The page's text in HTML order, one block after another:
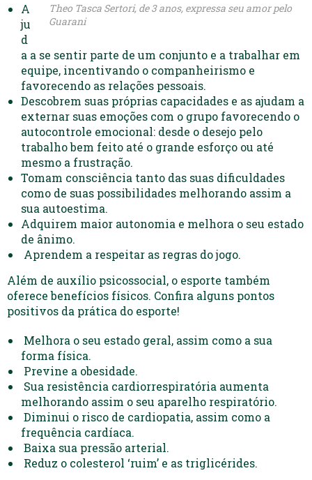
Theo Tasca Sertori, de 3 anos, expressa seu amor pelo
Guarani
A
ju
d
a a se sentir parte de um conjunto e a trabalhar em
equipe, incentivando o companheirismo e
favorecendo as relações pessoais.
Descobrem suas próprias capacidades e as ajudam a
externar suas emoções com o grupo favorecendo o
autocontrole emocional: desde o desejo pelo
trabalho bem feito até o grande esforço ou até
mesmo a frustração.
Tomam consciência tanto das suas dificuldades
como de suas possibilidades melhorando assim a
sua autoestima.
Adquirem maior autonomia e melhora o seu estado
de ânimo.
Aprendem a respeitar as regras do jogo.
Além de auxílio psicossocial, o esporte também
oferece benefícios físicos. Confira alguns pontos
positivos da prática do esporte!
Melhora o seu estado geral, assim como a sua
forma física.
Previne a obesidade.
Sua resistência cardiorrespiratória aumenta
melhorando assim o seu aparelho respiratório.
Diminui o risco de cardiopatia, assim como a
frequência cardíaca.
Baixa sua pressão arterial.
Reduz o colesterol ‘ruim’ e as triglicérides.